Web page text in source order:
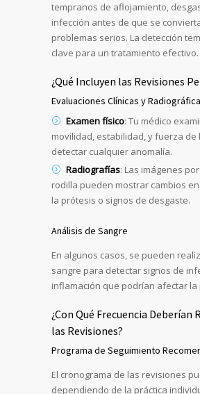
tempranos de aflojamiento,
infección antes de que se
problemas serios. La detección
clave para un tratamiento efectivo.
¿Qué Incluyen las Revisiones
Evaluaciones Clínicas y
Examen físico: Tu médico
movilidad, estabilidad, y fuerza de
detectar cualquier anomalía.
Radiografías: Las imágenes
rodilla pueden mostrar cambios
la prótesis o signos de desgaste.
Análisis de Sangre
En algunos casos, se pueden
sangre para detectar signos de
inflamación que podrían afectar la
¿Con Qué Frecuencia Deberían
las Revisiones?
Programa de Seguimiento
El cronograma de las revisiones
dependiendo de la práctica